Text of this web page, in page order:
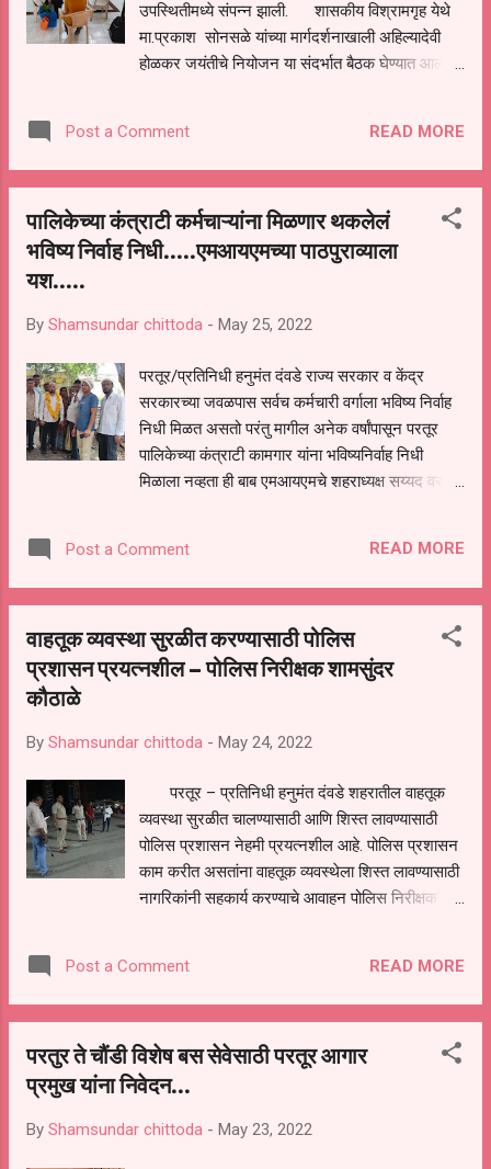
लाचेची मागणी करून ती ...
उपस्थितीमध्ये संपन्न झाली. शासकीय विश्रामगृह येथे
मा.प्रकाश सोनसळे यांच्या मार्गदर्शनाखाली अहिल्यादेवी
होळकर जयंतीचे नियोजन या संदर्भात बैठक घेण्यात आली.
शीतल मतकर व उपाध्यक्ष पदी पवन गावडे, उपाध्यक्षपदी
प्रजित भोंडवे, कार्याध्यक्षपदी बाळासाहेब गावडे, सचिव पदी
गाडेकर,काशीद मामा, सखाराम गोरे, विशाल प्रभाळे, मयुर
खोमणे, योगेश केसकर , कृष्णा पितळे सरपंच, अविनाश
नारायण भोंडवे सरपंच, महादेव हजारे ग्रामसेवक,ज्ञानेश्वर
गावडे, सुधाकर वैद्य,शिवराम शिरगिरे, खांडेकर भैय्या
,परमेश्वर तागड, वैद्य सर,गुरव भैय्या, आजीनाथ
भोंडवे,रूषीकेश भोंडवे, भ...
Post a Comment READ MORE
पालिकेच्या कंत्राटी कर्मचाऱ्यांना मिळणार थकलेलं
भविष्य निर्वाह निधी.....एमआयएमच्या पाठपुराव्याला
यश.....
By Shamsundar chittoda - May 25, 2022
परतूर/प्रतिनिधी हनुमंत दंवडे राज्य सरकार व केंद्र
सरकारच्या जवळपास सर्वच कर्मचारी वर्गाला भविष्य निर्वाह
निधी मिळत असतो परंतु मागील अनेक वर्षांपासून परतूर
पालिकेच्या कंत्राटी कामगार यांना भविष्यनिर्वाह निधी
मिळाला नव्हता ही बाब एमआयएमचे शहराध्यक्ष सय्यद वसीम
कामगारांसाठी असलेले निधी भविष्यनिर्वाह निधीत न
भरलेल्याने पालिकेतील कंत्राटी कामगार यांना भविष्यनिर्वाह
करून कंत्राटी कामगार यांना भविष्यनिर्वाह निधी बाबतची
असलेली अडचण दूर केल्याबद्दल पालिकेतील कामगार यांनी
सुरेश काळे शेषेराव चव्‍हाण. दशरथ हीवाले .नामदेव चव्हाण
मती .लक्ष्मण हिवाळे . गर्भिया काळे .बेबे कले .भागूबाई काळे .
Post a Comment READ MORE
वाहतूक व्यवस्था सुरळीत करण्यासाठी पोलिस
प्रशासन प्रयत्नशील – पोलिस निरीक्षक शामसुंदर
कौठाळे
By Shamsundar chittoda - May 24, 2022
परतूर – प्रतिनिधी हनुमंत दंवडे शहरातील वाहतूक
व्यवस्था सुरळीत चालण्यासाठी आणि शिस्त लावण्यासाठी
पोलिस प्रशासन नेहमी प्रयत्नशील आहे. पोलिस प्रशासन
काम करीत असतांना वाहतूक व्यवस्थेला शिस्त लावण्यासाठी
नागरिकांनी सहकार्य करण्याचे आवाहन पोलिस निरीक्षक
काम चालू असल्याने एकेरी वाहतूक आहे. एका बाजूचा रस्ता
बंद असल्याने रेल्वेगेट जवळ वळण रस्ता आहे. दोन वाहने
होत आहे. येथे पोलिस प्रशासनाच्या वतीने वाहतूक
पोलिसांची नेमणूक केलेली आहे. रेल्वेगेट बंद झाल्यास काही
असल्याने वाहन चालक वाहने बाहेर काढण्यास घाई करून
Post a Comment READ MORE
परतुर ते चौंडी विशेष बस सेवेसाठी परतूर आगार
प्रमुख यांना निवेदन...
By Shamsundar chittoda - May 23, 2022